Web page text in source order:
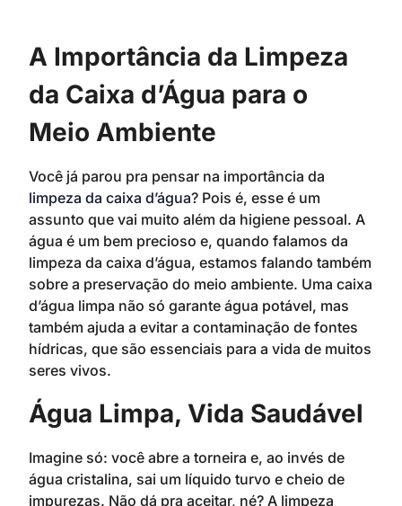
A Importância da Limpeza
da Caixa d’Água para o
Meio Ambiente
Você já parou pra pensar na importância da
limpeza da caixa d’água? Pois é, esse é um
assunto que vai muito além da higiene pessoal. A
água é um bem precioso e, quando falamos da
limpeza da caixa d’água, estamos falando também
sobre a preservação do meio ambiente. Uma caixa
d’água limpa não só garante água potável, mas
também ajuda a evitar a contaminação de fontes
hídricas, que são essenciais para a vida de muitos
seres vivos.
Água Limpa, Vida Saudável
Imagine só: você abre a torneira e, ao invés de
água cristalina, sai um líquido turvo e cheio de
impurezas. Não dá pra aceitar, né? A limpeza